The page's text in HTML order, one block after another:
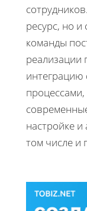
ресурс, но
команды
реализации
настройке и
том числе и